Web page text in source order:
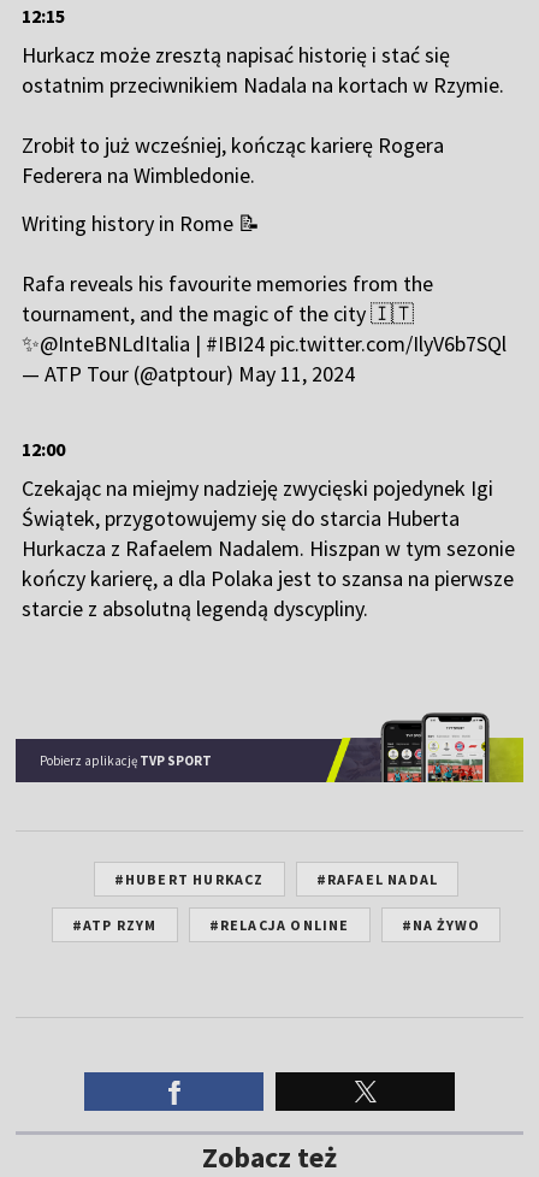
12:15
Hurkacz może zresztą napisać historię i stać się
ostatnim przeciwnikiem Nadala na kortach w Rzymie.
Zrobił to już wcześniej, kończąc karierę Rogera
Federera na Wimbledonie.
Writing history in Rome 📝
Rafa reveals his favourite memories from the
tournament, and the magic of the city 🇮🇹
✨@InteBNLdItalia | #IBI24 pic.twitter.com/IlyV6b7SQl
— ATP Tour (@atptour) May 11, 2024
12:00
Czekając na miejmy nadzieję zwycięski pojedynek Igi
Świątek, przygotowujemy się do starcia Huberta
Hurkacza z Rafaelem Nadalem. Hiszpan w tym sezonie
kończy karierę, a dla Polaka jest to szansa na pierwsze
starcie z absolutną legendą dyscypliny.
Pobierz aplikację TVP SPORT
#HUBERT HURKACZ #RAFAEL NADAL
#ATP RZYM #RELACJA ONLINE #NA ŻYWO
Zobacz też